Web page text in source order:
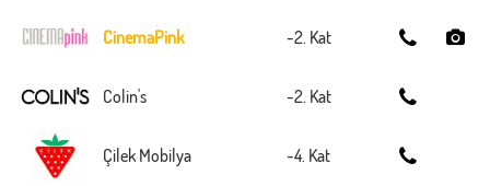
CinemaPink -2. Kat
Colin's -2. Kat
Çilek Mobilya -4. Kat